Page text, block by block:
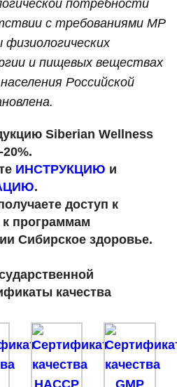
потребности
с требованиями МР
и пищевых веществах
Российской
Siberian Wellness
ИНСТРУКЦИЮ и
.
доступ к
программам
Сибирское здоровье.
качества